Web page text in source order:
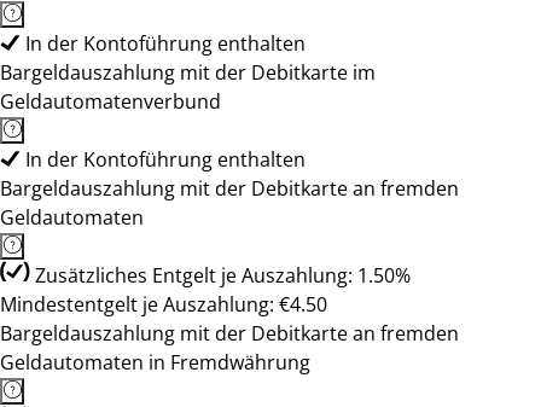
In der Kontoführung enthalten
Bargeldauszahlung mit der Debitkarte im
Geldautomatenverbund
In der Kontoführung enthalten
Bargeldauszahlung mit der Debitkarte an fremden
Geldautomaten
Zusätzliches Entgelt je Auszahlung: 1.50%
Mindestentgelt je Auszahlung: €4.50
Bargeldauszahlung mit der Debitkarte an fremden
Geldautomaten in Fremdwährung